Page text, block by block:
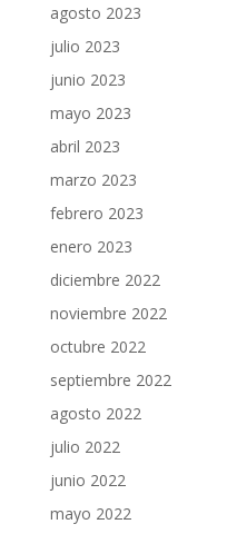
agosto 2023
julio 2023
junio 2023
mayo 2023
abril 2023
marzo 2023
febrero 2023
enero 2023
diciembre 2022
noviembre 2022
octubre 2022
septiembre 2022
agosto 2022
julio 2022
junio 2022
mayo 2022